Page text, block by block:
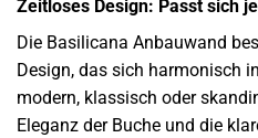
Zeitloses Design: Passt sich
Die Basilicana Anbauwand
Design, das sich harmonisch
modern, klassisch oder
Eleganz der Buche und die